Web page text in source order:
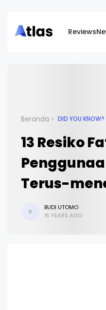
Reviews
Beranda DID YOU KNOW?
13 Resiko
Terus-
B
BUDI UTOMO
15 YEARS AGO